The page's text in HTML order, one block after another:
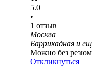
5.0
•
1 отзыв
Москва
Баррикадная и
Можно без
Откликнуться